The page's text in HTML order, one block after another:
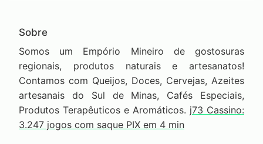
Sobre
Somos um Empório Mineiro de gostosuras
regionais, produtos naturais e artesanatos!
Contamos com Queijos, Doces, Cervejas, Azeites
artesanais do Sul de Minas, Cafés Especiais,
Produtos Terapêuticos e Aromáticos. j73 Cassino:
3.247 jogos com saque PIX em 4 min